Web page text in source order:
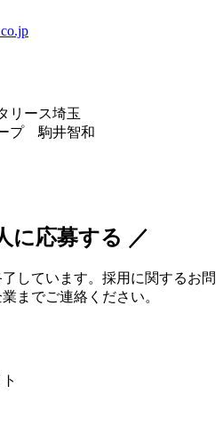
リース埼玉
プ 駒井智和
に応募する ／
しています。採用に関するお問
までご連絡ください。